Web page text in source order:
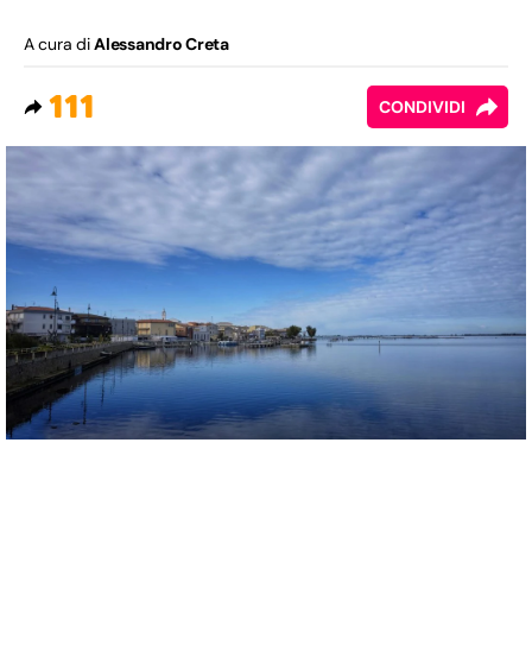
A cura diAlessandro Creta
111 CONDIVIDI